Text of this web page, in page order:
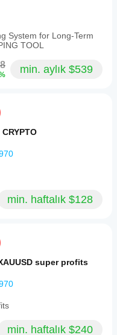
System for Long-Term
TOOL
min. aylık $539
min. haftalık $128
super profits
min. haftalık $240